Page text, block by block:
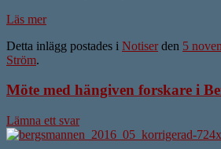
Läs mer
Detta inlägg postades i Notiserden 5
Ström.
Möte med hängiven forskare i
Lämna ett svar